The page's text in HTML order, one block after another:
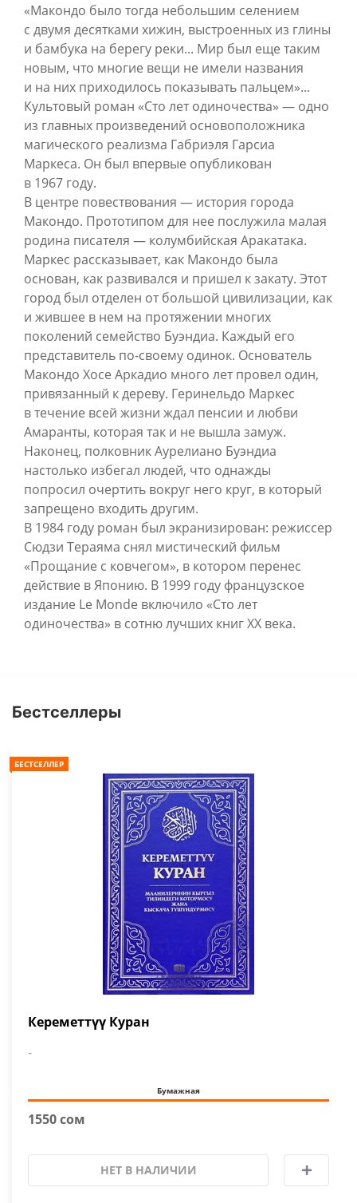
«Макондо было тогда небольшим селением
с двумя десятками хижин, выстроенных из глины
и бамбука на берегу реки... Мир был еще таким
новым, что многие вещи не имели названия
и на них приходилось показывать пальцем»...
Культовый роман «Сто лет одиночества» — одно
из главных произведений основоположника
магического реализма Габриэля Гарсиа
Маркеса. Он был впервые опубликован
в 1967 году.
В центре повествования — история города
Макондо. Прототипом для нее послужила малая
родина писателя — колумбийская Аракатака.
Маркес рассказывает, как Макондо была
основан, как развивался и пришел к закату. Этот
город был отделен от большой цивилизации, как
и жившее в нем на протяжении многих
поколений семейство Буэндиа. Каждый его
представитель по-своему одинок. Основатель
Макондо Хосе Аркадио много лет провел один,
привязанный к дереву. Геринельдо Маркес
в течение всей жизни ждал пенсии и любви
Амаранты, которая так и не вышла замуж.
Наконец, полковник Аурелиано Буэндиа
настолько избегал людей, что однажды
попросил очертить вокруг него круг, в который
запрещено входить другим.
В 1984 году роман был экранизирован: режиссер
Сюдзи Тераяма снял мистический фильм
«Прощание с ковчегом», в котором перенес
действие в Японию. В 1999 году французское
издание Le Monde включило «Сто лет
одиночества» в сотню лучших книг XX века.
Бестселлеры
БЕСТСЕЛЛЕР
Кереметтүү Куран
-
Бумажная
1550 сом
НЕТ В НАЛИЧИИ